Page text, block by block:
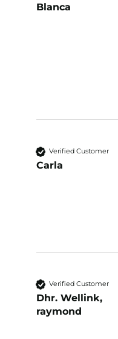
Blanca
Verified Customer
Carla
Verified Customer
Dhr. Wellink,
raymond